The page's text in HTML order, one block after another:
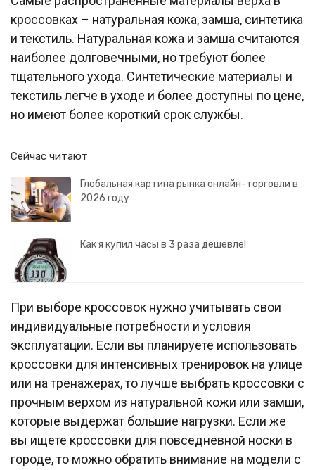
кроссовках – натуральная кожа, замша, синтетика
и текстиль. Натуральная кожа и замша считаются
наиболее долговечными, но требуют более
тщательного ухода. Синтетические материалы и
текстиль легче в уходе и более доступны по цене,
но имеют более короткий срок службы.
Сейчас читают
Глобальная картина рынка онлайн-торговли в
2026 году
Как я купил часы в 3 раза дешевле!
При выборе кроссовок нужно учитывать свои
индивидуальные потребности и условия
эксплуатации. Если вы планируете использовать
кроссовки для интенсивных тренировок на улице
или на тренажерах, то лучше выбрать кроссовки с
прочным верхом из натуральной кожи или замши,
которые выдержат большие нагрузки. Если же
вы ищете кроссовки для повседневной носки в
городе, то можно обратить внимание на модели с